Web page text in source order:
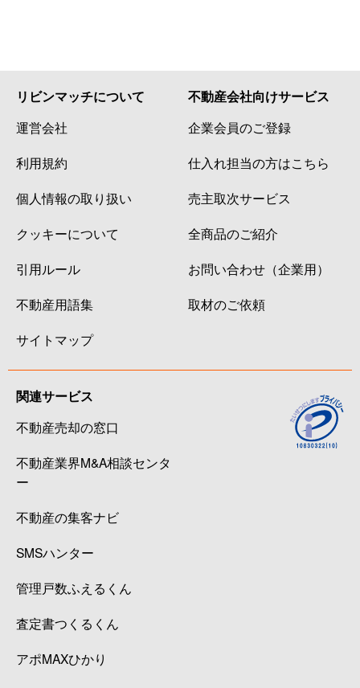
リビンマッチについて
運営会社
利用規約
個人情報の取り扱い
クッキーについて
引用ルール
不動産用語集
サイトマップ
不動産会社向けサービス
企業会員のご登録
仕入れ担当の方はこちら
売主取次サービス
全商品のご紹介
お問い合わせ（企業用）
取材のご依頼
関連サービス
不動産売却の窓口
不動産業界M&A相談センタ
ー
不動産の集客ナビ
SMSハンター
管理戸数ふえるくん
査定書つくるくん
アポMAXひかり